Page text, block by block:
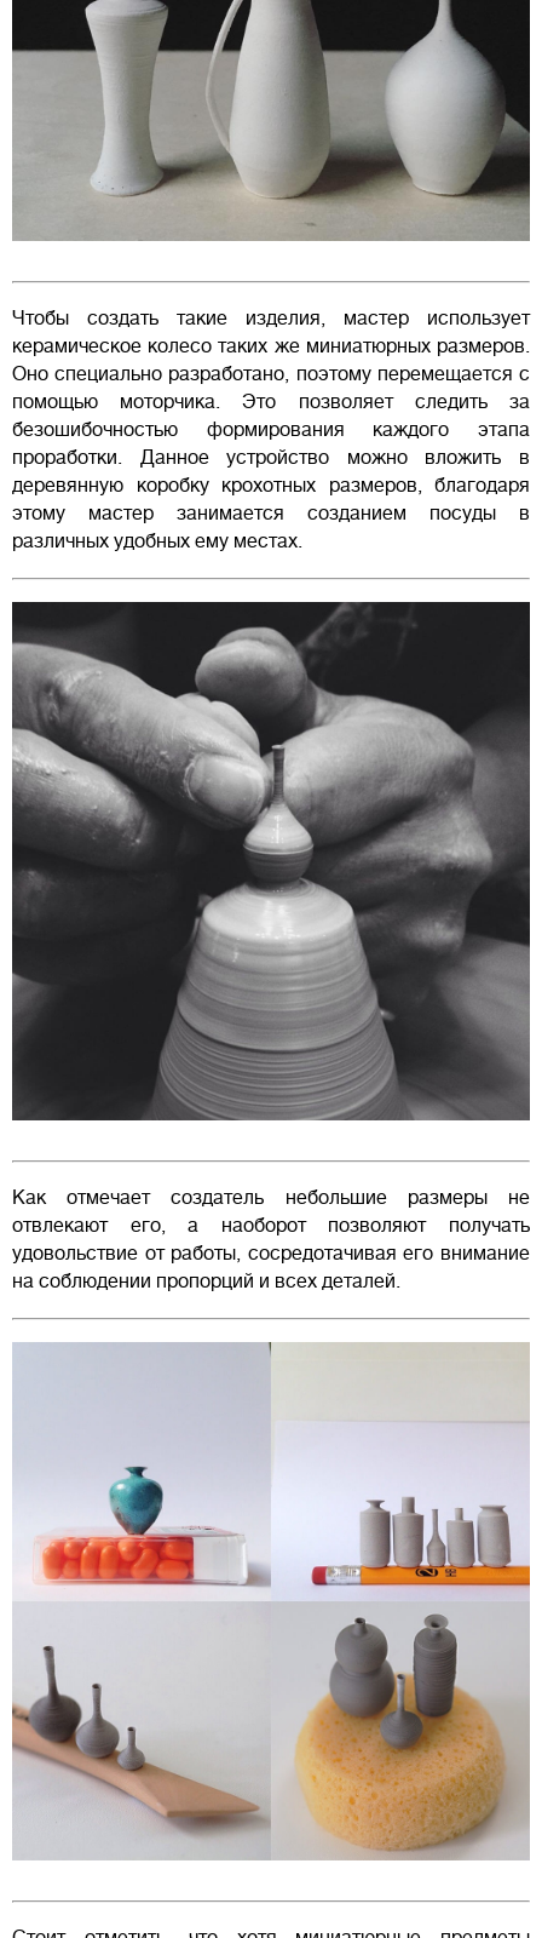
Чтобы создать такие изделия, мастер использует
керамическое колесо таких же миниатюрных размеров.
Оно специально разработано, поэтому перемещается с
помощью моторчика. Это позволяет следить за
безошибочностью формирования каждого этапа
проработки. Данное устройство можно вложить в
деревянную коробку крохотных размеров, благодаря
этому мастер занимается созданием посуды в
различных удобных ему местах.
Как отмечает создатель небольшие размеры не
отвлекают его, а наоборот позволяют получать
удовольствие от работы, сосредотачивая его внимание
на соблюдении пропорций и всех деталей.